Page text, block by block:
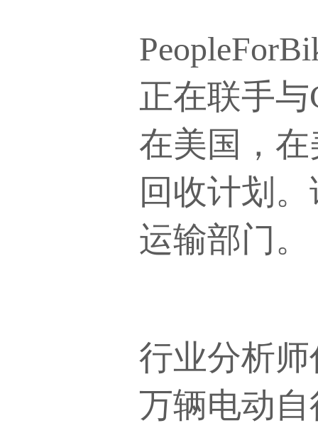
正在联手
在美国，
回收计划
运输部门。
行业分析
万辆电动